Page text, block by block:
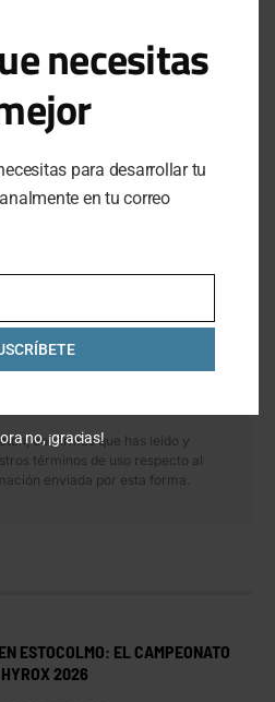
DE BREAKING4 DE NIKE
NEWSLETTER
confirmas que has leído y
términos de uso respecto al
enviada por esta forma.
ESTOCOLMO: EL CAMPEONATO
2026
necesitas
para desarrollar tu
en tu correo
no, ¡gracias!